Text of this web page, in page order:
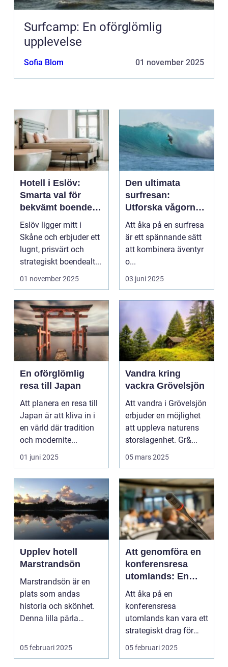
Surfcamp: En oförglömlig
upplevelse
Sofia Blom 01 november 2025
Hotell i Eslöv:
Smarta val för
bekvämt boende i
hjärtat av Skåne
Eslöv ligger mitt i
Skåne och erbjuder ett
lugnt, prisvärt och
strategiskt boendealt...
01 november 2025
Den ultimata
surfresan:
Utforska vågorna
och upptäck
äventyret
Att åka på en surfresa
är ett spännande sätt
att kombinera äventyr
o...
03 juni 2025
En oförglömlig
resa till Japan
Att planera en resa till
Japan är att kliva in i
en värld där tradition
och modernite...
01 juni 2025
Vandra kring
vackra Grövelsjön
Att vandra i Grövelsjön
erbjuder en möjlighet
att uppleva naturens
storslagenhet. Gr&...
05 mars 2025
Upplev hotell
Marstrandsön
Marstrandsön är en
plats som andas
historia och skönhet.
Denna lilla pärla
05 februari 2025
Att genomföra en
konferensresa
utomlands: En
möjlighet för
tillväxt och
samarbete
Att åka på en
konferensresa
utomlands kan vara ett
strategiskt drag för
företa...
05 februari 2025